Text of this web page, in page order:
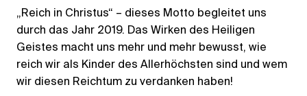
„Reich in Christus“ – dieses Motto begleitet uns
durch das Jahr 2019. Das Wirken des Heiligen
Geistes macht uns mehr und mehr bewusst, wie
reich wir als Kinder des Allerhöchsten sind und wem
wir diesen Reichtum zu verdanken haben!